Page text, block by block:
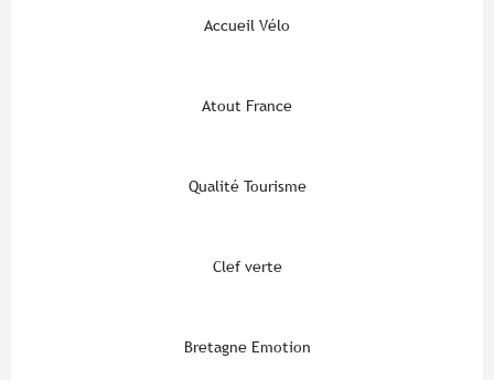
Accueil Vélo
Atout France
Qualité Tourisme
Clef verte
Bretagne Emotion